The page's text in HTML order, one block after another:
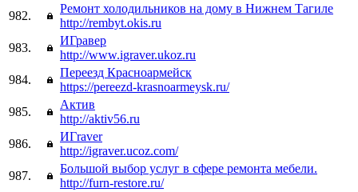
982.
Ремонт холодильников на дому в Нижнем Тагиле
http://rembyt.okis.ru
983.
ИГравер
http://www.igraver.ukoz.ru
984.
Переезд Красноармейск
https://pereezd-krasnoarmeysk.ru/
985.
Актив
http://aktiv56.ru
986.
ИГraver
http://igraver.ucoz.com/
987.
Большой выбор услуг в сфере ремонта мебели.
http://furn-restore.ru/